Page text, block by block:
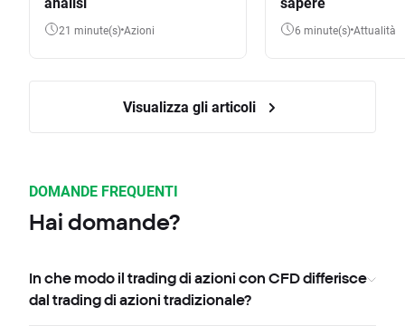
21 minute(s) Azioni 6 minute(s) Attualità
Visualizza gli articoli
DOMANDE FREQUENTI
Hai domande?
In che modo il trading di azioni con CFD differisce
dal trading di azioni tradizionale?